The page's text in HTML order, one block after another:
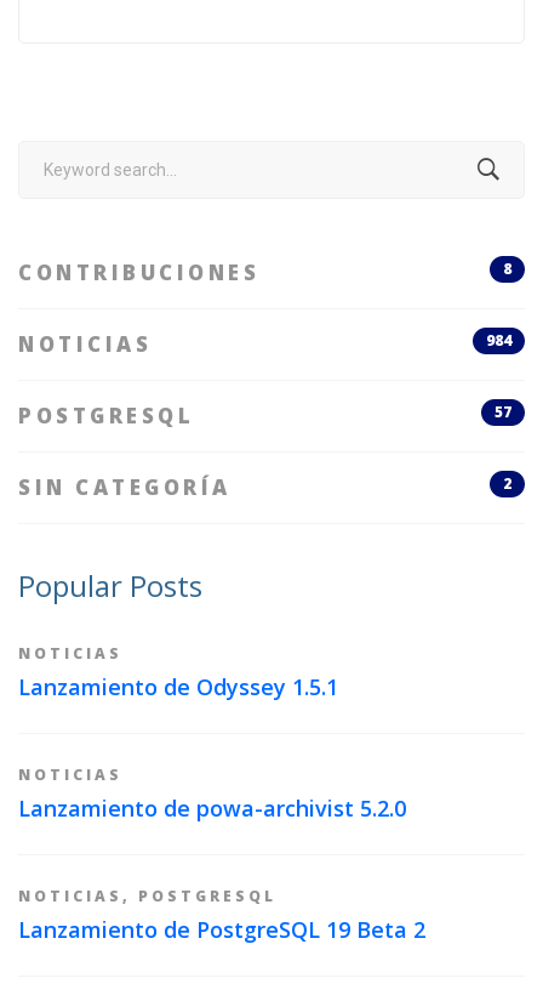
Search
CONTRIBUCIONES 8
NOTICIAS 984
POSTGRESQL 57
SIN CATEGORÍA 2
Popular Posts
NOTICIAS
Lanzamiento de Odyssey 1.5.1
NOTICIAS
Lanzamiento de powa-archivist 5.2.0
NOTICIAS , POSTGRESQL
Lanzamiento de PostgreSQL 19 Beta 2